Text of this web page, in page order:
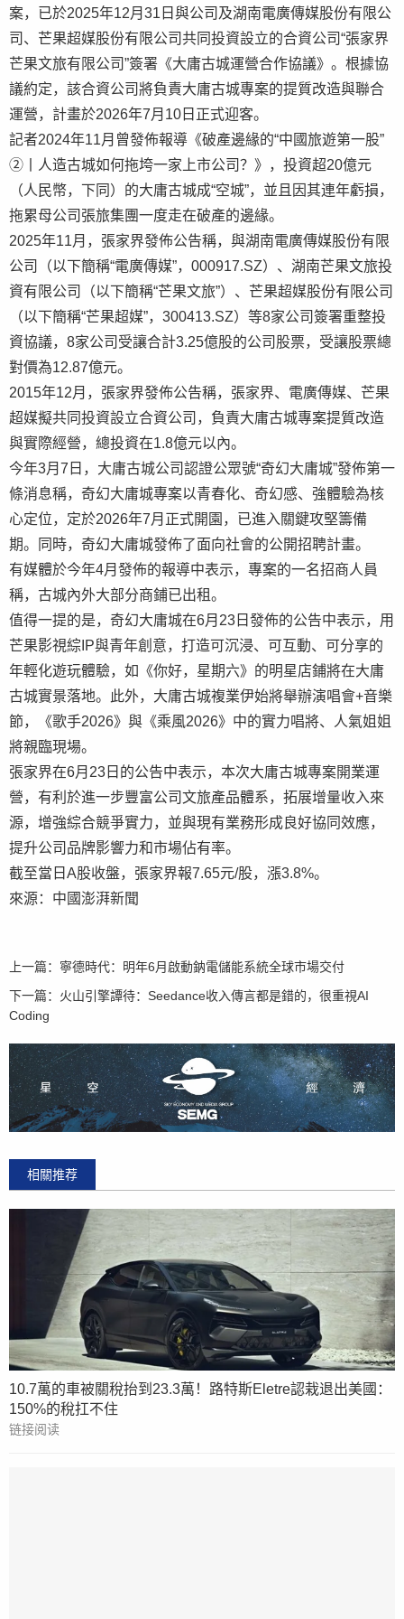
案，已於2025年12月31日與公司及湖南電廣傳媒股份有限公
司、芒果超媒股份有限公司共同投資設立的合資公司“張家界
芒果文旅有限公司”簽署《大庸古城運營合作協議》。根據協
議約定，該合資公司將負責大庸古城專案的提質改造與聯合
運營，計畫於2026年7月10日正式迎客。
記者2024年11月曾發佈報導 《破產邊緣的“中國旅遊第一股”
②丨人造古城如何拖垮一家上市公司？》 ，投資超20億元
（人民幣，下同）的大庸古城成“空城”，並且因其連年虧損，
拖累母公司張旅集團一度走在破產的邊緣。
2025年11月，張家界發佈公告稱，與湖南電廣傳媒股份有限
公司（以下簡稱“電廣傳媒”，000917.SZ）、湖南芒果文旅投
資有限公司（以下簡稱“芒果文旅”）、芒果超媒股份有限公司
（以下簡稱“芒果超媒”，300413.SZ）等8家公司簽署重整投
資協議，8家公司受讓合計3.25億股的公司股票，受讓股票總
對價為12.87億元。
2015年12月，張家界發佈公告稱，張家界、電廣傳媒、芒果
超媒擬共同投資設立合資公司，負責大庸古城專案提質改造
與實際經營，總投資在1.8億元以內。
今年3月7日，大庸古城公司認證公眾號“奇幻大庸城”發佈第一
條消息稱，奇幻大庸城專案以青春化、奇幻感、強體驗為核
心定位，定於2026年7月正式開園，已進入關鍵攻堅籌備
期。同時，奇幻大庸城發佈了面向社會的公開招聘計畫。
有媒體於今年4月發佈的報導中表示，專案的一名招商人員
稱，古城內外大部分商鋪已出租。
值得一提的是，奇幻大庸城在6月23日發佈的公告中表示，用
芒果影視綜IP與青年創意，打造可沉浸、可互動、可分享的
年輕化遊玩體驗，如《你好，星期六》的明星店鋪將在大庸
古城實景落地。此外，大庸古城複業伊始將舉辦演唱會+音樂
節，《歌手2026》與《乘風2026》中的實力唱將、人氣姐姐
將親臨現場。
張家界在6月23日的公告中表示，本次大庸古城專案開業運
營，有利於進一步豐富公司文旅產品體系，拓展增量收入來
源，增強綜合競爭實力，並與現有業務形成良好協同效應，
提升公司品牌影響力和市場佔有率。
截至當日A股收盤，張家界報7.65元/股，漲3.8%。
來源：中國澎湃新聞
上一篇： 寧德時代：明年6月啟動鈉電儲能系統全球市場交付
下一篇： 火山引擎譚待：Seedance收入傳言都是錯的，很重視AI
Coding
相關推荐
10.7萬的車被關稅抬到23.3萬！路特斯Eletre認栽退出美國：
150%的稅扛不住
链接阅读